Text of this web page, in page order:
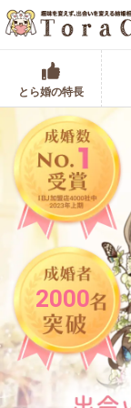
とら婚の特長
2000